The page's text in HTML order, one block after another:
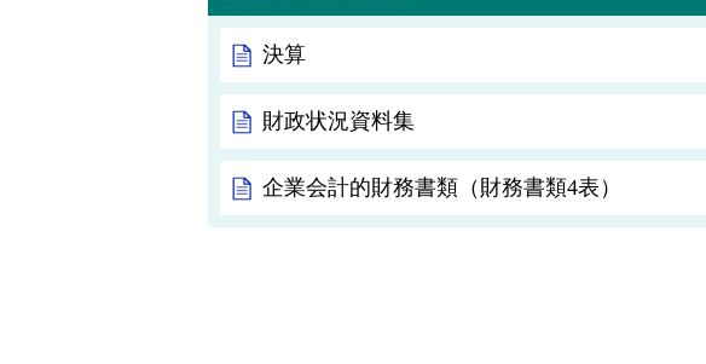
決算
財政状況資料集
企業会計的財務書類（財務書類4表）